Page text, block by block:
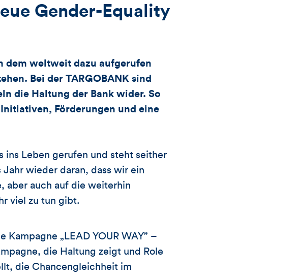
Likes
Kommentare
dieses
Gender-Equality
dem weltweit dazu aufgerufen
Bei der TARGOBANK sind
die Haltung der Bank wider. So
Förderungen und eine
ins Leben gerufen und steht seither
wieder daran, dass wir ein
aber auch auf die weiterhin
viel zu tun gibt.
„LEAD YOUR WAY” –
die Haltung zeigt und Role
die Chancengleichheit im